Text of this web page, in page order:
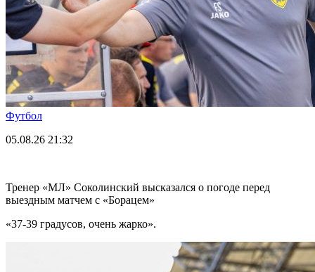
Футбол
05.08.26 21:32
Тренер «МЛ» Соколинский высказался о погоде перед
выездным матчем с «Борацем»
«37-39 градусов, очень жарко».